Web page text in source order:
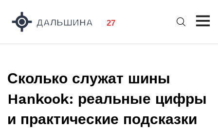
Сколько служат шины
Hankook: реальные цифры
и практические подсказки